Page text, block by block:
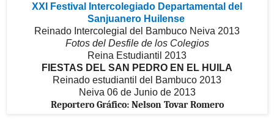
XXI Festival Intercolegiado Departamental del
Sanjuanero Huilense
Reinado Intercolegial del Bambuco Neiva 2013
Fotos del Desfile de los Colegios
Reina Estudiantil 2013
FIESTAS DEL SAN PEDRO EN EL HUILA
Reinado estudiantil del Bambuco 2013
Neiva 06 de Junio de 2013
Reportero Gráfico: Nelson Tovar Romero